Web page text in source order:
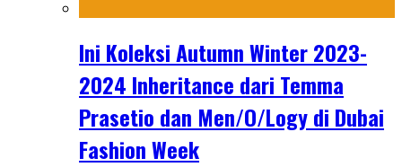
Ini Koleksi Autumn Winter 2023-
2024 Inheritance dari Temma
Prasetio dan Men/O/Logy di Dubai
Fashion Week